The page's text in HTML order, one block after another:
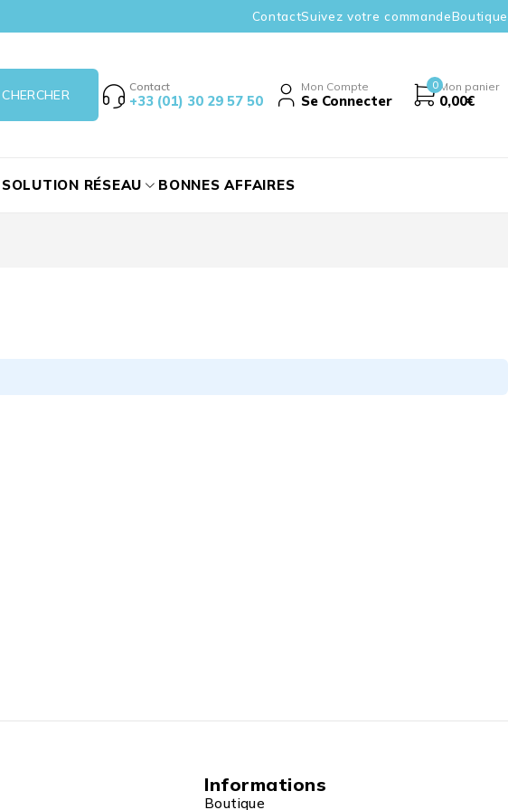
ContactSuivez votre commandeBoutique
Contact
+33 (01) 30 29 57 50
Mon Compte
Se Connecter
0 Mon panier
0,00€
SOLUTION RÉSEAU BONNES AFFAIRES
Informations
Boutique